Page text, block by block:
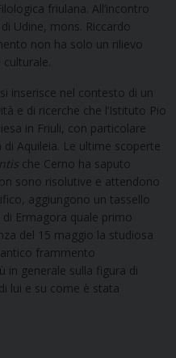
friulana. All’incontro
Udine, mons. Riccardo
non ha solo un rilievo
inserisce nel contesto di un
e di ricerche che l’Istituto Pio
in Friuli, con particolare
Aquileia. Le ultime scoperte
che Cerno ha saputo
sono risolutive e attendono
aggiungono un tassello
Ermagora quale primo
del 15 maggio la studiosa
frammento
in generale sulla figura di
lui e su come è stata